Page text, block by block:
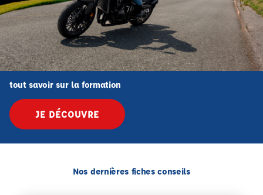
tout savoir sur la formation
JE DÉCOUVRE
Nos dernières fiches conseils